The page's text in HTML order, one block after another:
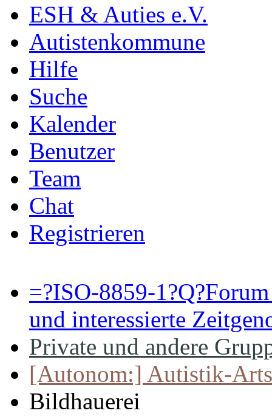
ESH & Auties e.V.
Autistenkommune
Hilfe
Suche
Kalender
Benutzer
Team
Chat
Registrieren
=?ISO-8859-
und interessierte
Private und andere
[Autonom:] Autistik-
Bildhauerei